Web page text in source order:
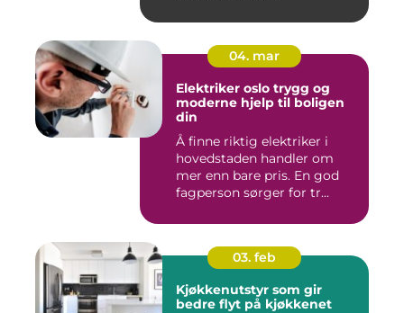
04. mar
Elektriker oslo trygg og
moderne hjelp til boligen
din
Å finne riktig elektriker i
hovedstaden handler om
mer enn bare pris. En god
fagperson sørger for tr...
03. feb
Kjøkkenutstyr som gir
bedre flyt på kjøkkenet